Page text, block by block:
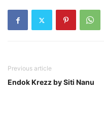
Previous article
Endok Krezz by Siti Nanu